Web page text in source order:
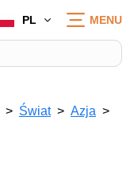
PL MENU
Świat
Azja